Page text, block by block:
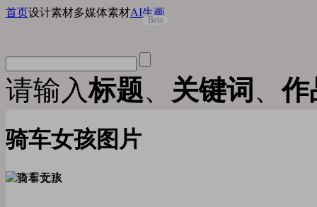
首页设计素材多媒体素材AI生画
Beta
请输入标题、 关键词 、作
骑车女孩图片